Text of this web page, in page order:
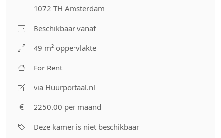
1072 TH Amsterdam
Beschikbaar vanaf
49 m² oppervlakte
For Rent
via Huurportaal.nl
2250.00 per maand
Deze kamer is niet beschikbaar